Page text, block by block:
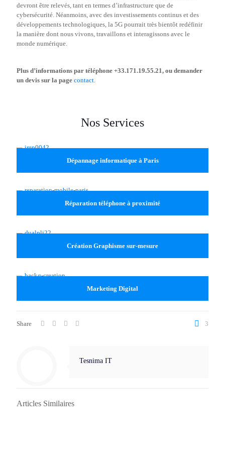
devront être relevés, tant en termes d’infrastructure que de
cybersécurité. Néanmoins, avec des investissements continus et des
développements technologiques, la 5G pourrait très bientôt redéfinir
la manière dont nous vivons, travaillons et interagissons avec le
monde numérique.
Plus d’informations par téléphone +33.171.19.55.21, ou demander
un devis sur la page contact.
Nos Services
Dépannage informatique à Paris
Réparation téléphone à proximité
Création Graphisme sur-mesure
Marketing Digital
Share 3
Tesnima IT
Articles Similaires